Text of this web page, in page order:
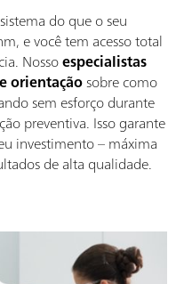
do que o seu
e você tem acesso total
Nossoespecialistas
orientaçãosobre como
sem esforço durante
preventiva. Isso garante
investimento – máxima
de alta qualidade.